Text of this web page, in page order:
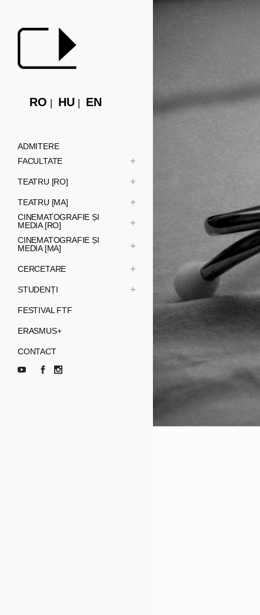
RO HU EN
ADMITERE
FACULTATE
TEATRU [RO]
TEATRU [MA]
CINEMATOGRAFIE ȘI
MEDIA [RO]
CINEMATOGRAFIE ȘI
MEDIA [MA]
CERCETARE
STUDENȚI
FESTIVAL FTF
ERASMUS+
CONTACT